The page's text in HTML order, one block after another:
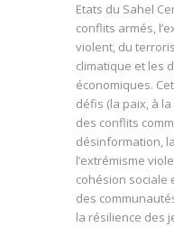
Etats du Sahel
conflits armés,
violent, du
climatique et les
économiques.
défis (la paix, à
des conflits
désinformation,
l’extrémisme
cohésion sociale
des
la résilience des